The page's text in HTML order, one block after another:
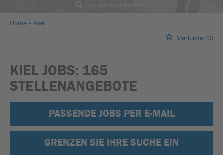
Home
Kiel
Merkliste (0)
KIEL JOBS: 165
STELLENANGEBOTE
PASSENDE JOBS PER E-MAIL
GRENZEN SIE IHRE SUCHE EIN